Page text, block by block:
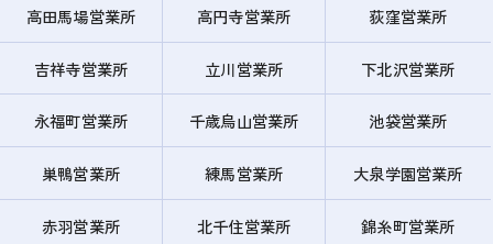
高田馬場営業所 高円寺営業所 荻窪営業所
吉祥寺営業所 立川営業所 下北沢営業所
永福町営業所 千歳烏山営業所 池袋営業所
巣鴨営業所 練馬営業所 大泉学園営業所
赤羽営業所 北千住営業所 錦糸町営業所